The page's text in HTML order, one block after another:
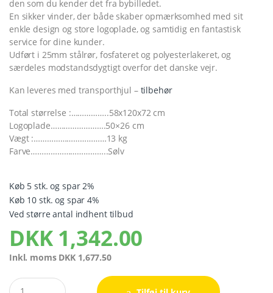
den som du kender det fra bybilledet.
En sikker vinder, der både skaber opmærksomhed med sit
enkle design og store logoplade, og samtidig en fantastisk
service for dine kunder.
Udført i 25mm stålrør, fosfateret og polyesterlakeret, og
særdeles modstandsdygtigt overfor det danske vejr.
Kan leveres med transporthjul –tilbehør
Total størrelse :……………..58x120x72 cm
Logoplade…………………….50×26 cm
Vægt :……………………………13 kg
Farve……………………………..Sølv
Køb 5 stk. og spar 2%
Køb 10 stk. og spar 4%
Ved større antal indhent tilbud
DKK1,342.00
Inkl. moms DKK 1,677.50
Quantity